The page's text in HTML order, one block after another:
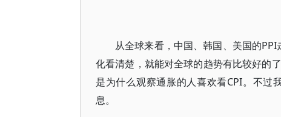
从全球来看，中国、韩国、美国的
化看清楚，就能对全球的趋势有比较好的
是为什么观察通胀的人喜欢看CPI。不过
息。